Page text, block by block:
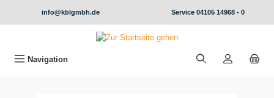
springeninfo@kblgmbh.de Service 04105 14968 - 0
Navigation